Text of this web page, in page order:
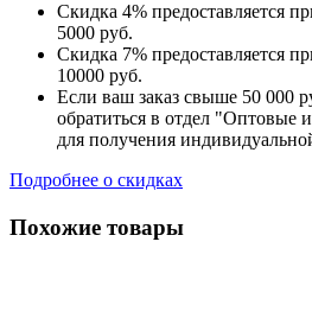
Скидка 4% предоставляется
5000 руб.
Скидка 7% предоставляется
10000 руб.
Если ваш заказ свыше 50 000
обратиться в отдел "Оптовые
для получения
Подробнее о скидках
Похожие товары